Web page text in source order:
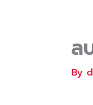
ล
By